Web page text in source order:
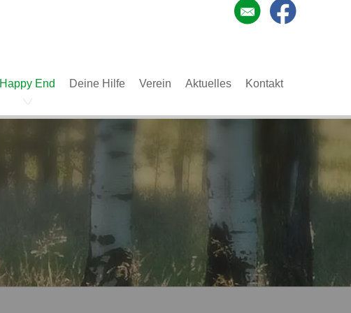
Happy End Deine Hilfe Verein Aktuelles Kontakt